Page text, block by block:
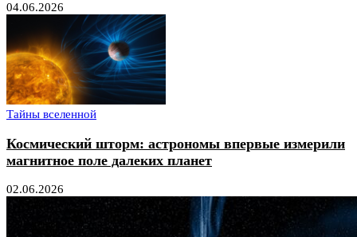
04.06.2026
Тайны вселенной
Космический шторм: астрономы впервые измерили
магнитное поле далеких планет
02.06.2026